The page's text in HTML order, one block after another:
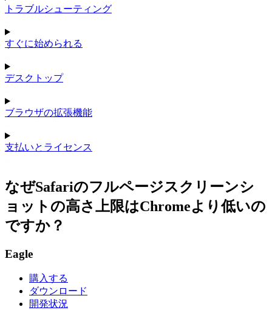
トラブルシューティング
すぐに始められる
デスクトップ
ブラウザの拡張機能
支払いとライセンス
なぜSafariのフルページスクリーンシ
ョットの高さ上限はChromeより低いの
ですか？
Eagle
購入する
ダウンロード
開発状況